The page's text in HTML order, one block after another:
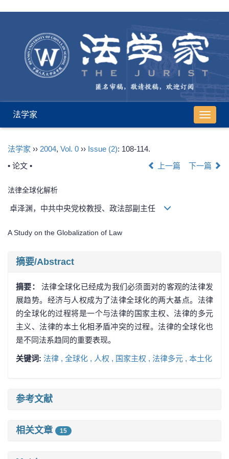
导
航
法学家
法学家 ›› 2004, Vol. 0 ›› Issue (2): 108-114.
• 论文 •
上一篇 下一篇
法律全球化解析
卓泽渊，中共中央党校教授、政法部副主任
A Study on the Globalization of Law
摘要/Abstract
摘要：法律全球化已经成为我们必须面对的客观的法律发
展趋势。经济与人权成为了法律全球化的两大基点。法律
的全球化的过程将是一个与法律的国家主权、法律的多元
主义、法律的本土化相矛盾冲突的过程。法律的全球化也
是不同法系趋同的重要表现。
关键词: 法律 , 全球化 , 人权 , 国家主权 , 法律多元 , 本土化
参考文献
相关文章 15